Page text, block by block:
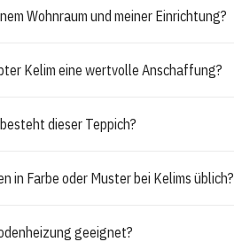
Wohnraum und meiner Einrichtung?
Kelim eine wertvolle Anschaffung?
dieser Teppich?
in Farbe oder Muster bei Kelims üblich?
geeignet?